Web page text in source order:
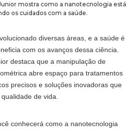
mostra como a nanotecnologia está
os cuidados com a saúde.
diversas áreas, e a saúde é
com os avanços dessa ciência.
destaca que a manipulação de
abre espaço para tratamentos
precisos e soluções inovadoras que
de vida.
conhecerá como a nanotecnologia